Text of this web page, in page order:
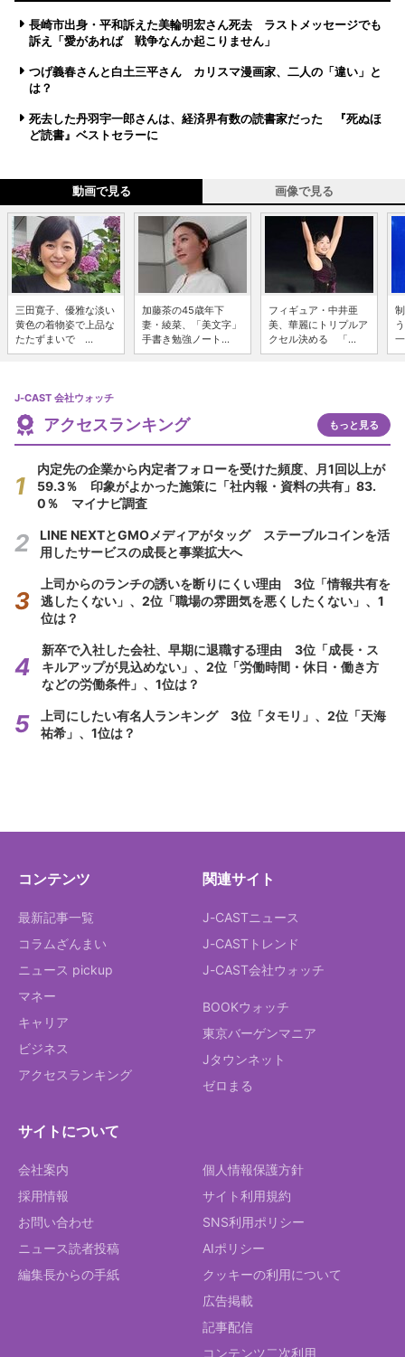
長崎市出身・平和訴えた美輪明宏さん死去 ラストメッセージでも
訴え「愛があれば 戦争なんか起こりません」
つげ義春さんと白土三平さん カリスマ漫画家、二人の「違い」と
は？
死去した丹羽宇一郎さんは、経済界有数の読書家だった 『死ぬほ
ど読書』ベストセラーに
動画で見る 画像で見る
三田寛子、優雅な淡い
黄色の着物姿で上品な
たたずまいで ...
加藤茶の45歳年下
妻・綾菜、「美文字」
手書き勉強ノート...
フィギュア・中井亜
美、華麗にトリプルア
クセル決める 「...
J-CAST 会社ウォッチ
アクセスランキング もっと見る
内定先の企業から内定者フォローを受けた頻度、月1回以上が
59.3％ 印象がよかった施策に「社内報・資料の共有」83.
0％ マイナビ調査
LINE NEXTとGMOメディアがタッグ ステーブルコインを活
用したサービスの成長と事業拡大へ
上司からのランチの誘いを断りにくい理由 3位「情報共有を
逃したくない」、2位「職場の雰囲気を悪くしたくない」、1
位は？
新卒で入社した会社、早期に退職する理由 3位「成長・ス
キルアップが見込めない」、2位「労働時間・休日・働き方
などの労働条件」、1位は？
上司にしたい有名人ランキング 3位「タモリ」、2位「天海
祐希」、1位は？
コンテンツ
最新記事一覧
コラムざんまい
ニュース pickup
マネー
キャリア
ビジネス
アクセスランキング
関連サイト
J-CASTニュース
J-CASTトレンド
J-CAST会社ウォッチ
BOOKウォッチ
東京バーゲンマニア
Jタウンネット
ゼロまる
サイトについて
会社案内
採用情報
お問い合わせ
ニュース読者投稿
編集長からの手紙
個人情報保護方針
サイト利用規約
SNS利用ポリシー
AIポリシー
クッキーの利用について
広告掲載
記事配信
コンテンツ二次利用